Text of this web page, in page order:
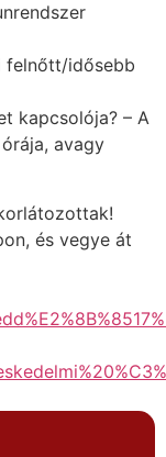
felnőtt/idősebb
kapcsolója? – A
avagy
és vegye át